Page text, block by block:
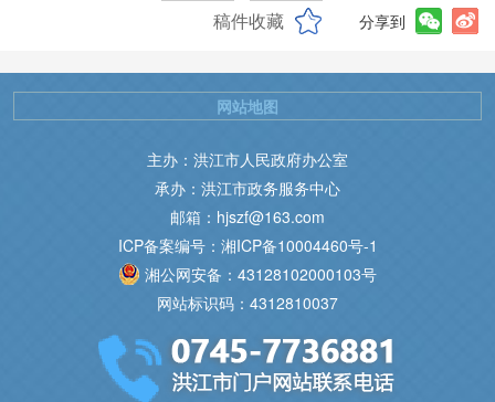
稿件收藏 分享到
主办：洪江市人民政府办公室
承办：洪江市政务服务中心
邮箱：hjszf@163.com
ICP备案编号：湘ICP备10004460号-1
湘公网安备：43128102000103号
网站标识码：4312810037
网站地图